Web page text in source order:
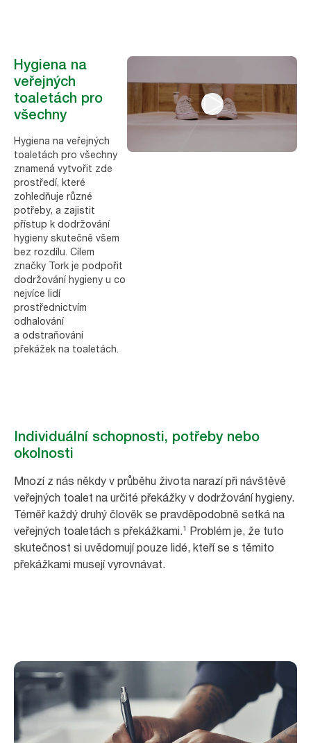
Hygiena na
veřejných
toaletách pro
všechny
Hygiena na veřejných
toaletách pro všechny
znamená vytvořit zde
prostředí, které
zohledňuje různé
potřeby, a zajistit
přístup k dodržování
hygieny skutečně všem
bez rozdílu. Cílem
značky Tork je podpořit
dodržování hygieny u co
nejvíce lidí
prostřednictvím
odhalování
a odstraňování
překážek na toaletách.
Individuální schopnosti, potřeby nebo
okolnosti
Mnozí z nás někdy v průběhu života narazí při návštěvě
veřejných toalet na určité překážky v dodržování hygieny.
Téměř každý druhý člověk se pravděpodobně setká na
veřejných toaletách s překážkami.¹ Problém je, že tuto
skutečnost si uvědomují pouze lidé, kteří se s těmito
překážkami musejí vyrovnávat.